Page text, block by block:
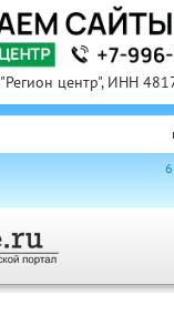
центр", ИНН
6